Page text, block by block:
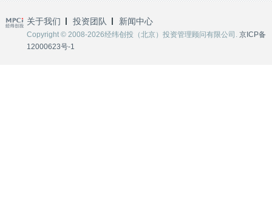
关于我们 投资团队 新闻中心
Copyright © 2008-2026经纬创投（北京）投资管理顾问有限公司. 京ICP备
12000623号-1